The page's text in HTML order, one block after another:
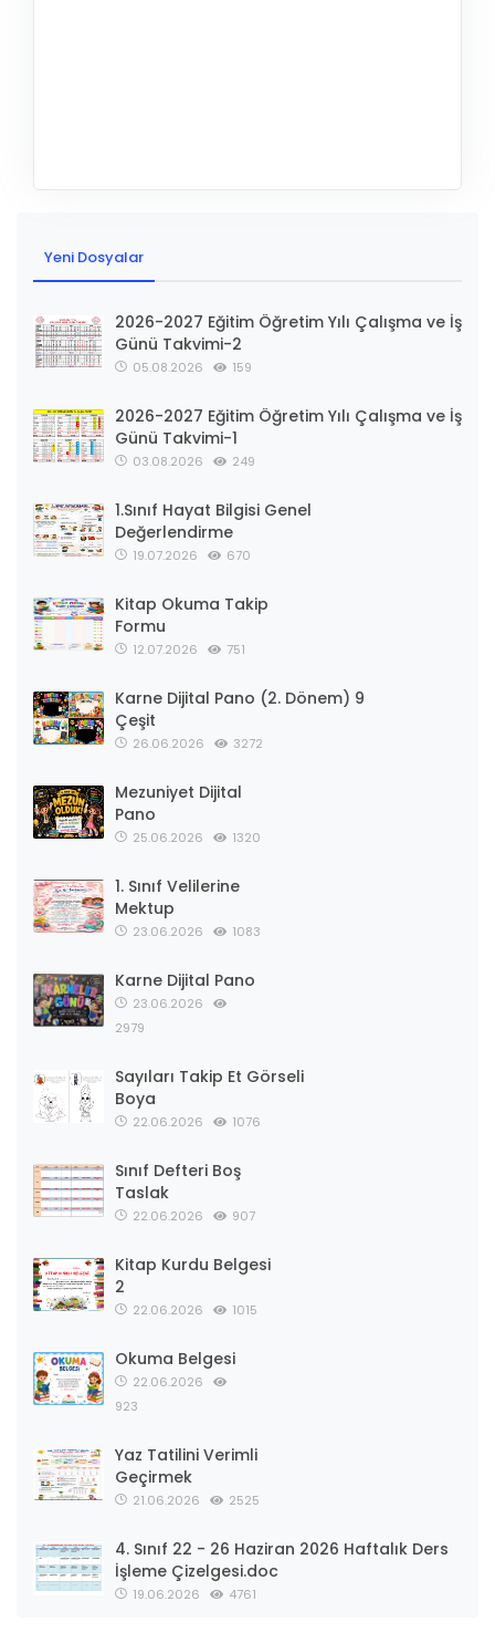
Yeni Dosyalar
2026-2027 Eğitim Öğretim Yılı Çalışma ve İş
Günü Takvimi-2
05.08.2026 159
2026-2027 Eğitim Öğretim Yılı Çalışma ve İş
Günü Takvimi-1
03.08.2026 249
1.Sınıf Hayat Bilgisi Genel
Değerlendirme
19.07.2026 670
Kitap Okuma Takip
Formu
12.07.2026 751
Karne Dijital Pano (2. Dönem) 9
Çeşit
26.06.2026 3272
Mezuniyet Dijital
Pano
25.06.2026 1320
1. Sınıf Velilerine
Mektup
23.06.2026 1083
Karne Dijital Pano
23.06.2026
2979
Sayıları Takip Et Görseli
Boya
22.06.2026 1076
Sınıf Defteri Boş
Taslak
22.06.2026 907
Kitap Kurdu Belgesi
2
22.06.2026 1015
Okuma Belgesi
22.06.2026
923
Yaz Tatilini Verimli
Geçirmek
21.06.2026 2525
4. Sınıf 22 - 26 Haziran 2026 Haftalık Ders
İşleme Çizelgesi.doc
19.06.2026 4761